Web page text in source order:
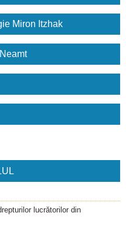
Miron Itzhak
lucrătorilor din